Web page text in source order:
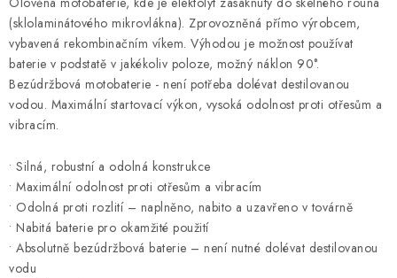
r
v
k
y
v
ý
p
i
s
u
o
v
á
n
í
(sklolaminátového mikrovlákna). Zprovozněná přímo výrobcem,
vybavená rekombinačním víkem. Výhodou je možnost používat
baterie v podstatě v jakékoliv poloze, možný náklon 90°.
Bezúdržbová motobaterie - není potřeba dolévat destilovanou
vodou. Maximální startovací výkon, vysoká odolnost proti otřesům a
vibracím.
• Silná, robustní a odolná konstrukce
• Maximální odolnost proti otřesům a vibracím
• Odolná proti rozlití – naplněno, nabito a uzavřeno v továrně
• Nabitá baterie pro okamžité použití
• Absolutně bezúdržbová baterie – není nutné dolévat destilovanou
vodu